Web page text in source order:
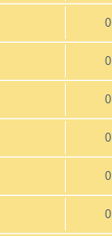
0
0
0
0
0
0